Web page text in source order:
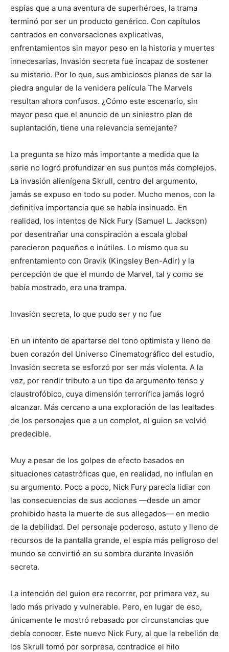
espías que a una aventura de superhéroes, la trama
terminó por ser un producto genérico. Con capítulos
centrados en conversaciones explicativas,
enfrentamientos sin mayor peso en la historia y muertes
innecesarias, Invasión secreta fue incapaz de sostener
su misterio. Por lo que, sus ambiciosos planes de ser la
piedra angular de la venidera película The Marvels
resultan ahora confusos. ¿Cómo este escenario, sin
mayor peso que el anuncio de un siniestro plan de
suplantación, tiene una relevancia semejante?
La pregunta se hizo más importante a medida que la
serie no logró profundizar en sus puntos más complejos.
La invasión alienígena Skrull, centro del argumento,
jamás se expuso en todo su poder. Mucho menos, con la
definitiva importancia que se había insinuado. En
realidad, los intentos de Nick Fury (Samuel L. Jackson)
por desentrañar una conspiración a escala global
parecieron pequeños e inútiles. Lo mismo que su
enfrentamiento con Gravik (Kingsley Ben-Adir) y la
percepción de que el mundo de Marvel, tal y como se
había mostrado, era una trampa.
Invasión secreta, lo que pudo ser y no fue
En un intento de apartarse del tono optimista y lleno de
buen corazón del Universo Cinematográfico del estudio,
Invasión secreta se esforzó por ser más violenta. A la
vez, por rendir tributo a un tipo de argumento tenso y
claustrofóbico, cuya dimensión terrorífica jamás logró
alcanzar. Más cercano a una exploración de las lealtades
de los personajes que a un complot, el guion se volvió
predecible.
Muy a pesar de los golpes de efecto basados en
situaciones catastróficas que, en realidad, no influían en
su argumento. Poco a poco, Nick Fury parecía lidiar con
las consecuencias de sus acciones —desde un amor
prohibido hasta la muerte de sus allegados— en medio
de la debilidad. Del personaje poderoso, astuto y lleno de
recursos de la pantalla grande, el espía más peligroso del
mundo se convirtió en su sombra durante Invasión
secreta.
La intención del guion era recorrer, por primera vez, su
lado más privado y vulnerable. Pero, en lugar de eso,
únicamente le mostró rebasado por circunstancias que
debía conocer. Este nuevo Nick Fury, al que la rebelión de
los Skrull tomó por sorpresa, contradice el hilo